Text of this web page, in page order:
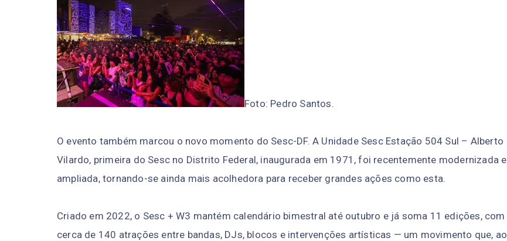
Foto: Pedro Santos.
O evento também marcou o novo momento do Sesc-DF. A Unidade Sesc Estação 504 Sul – Alberto
Vilardo, primeira do Sesc no Distrito Federal, inaugurada em 1971, foi recentemente modernizada e
ampliada, tornando-se ainda mais acolhedora para receber grandes ações como esta.
Criado em 2022, o Sesc + W3 mantém calendário bimestral até outubro e já soma 11 edições, com
cerca de 140 atrações entre bandas, DJs, blocos e intervenções artísticas — um movimento que, ao